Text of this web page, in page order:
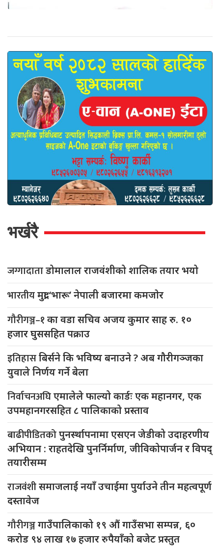
भर्खरै
जग्गादाताडोमालाल राजवंशीको शालिक तयार भयो
भारतीयमुद्रा ‘भारू’ नेपाली बजारमा कमजाेर
गौरीगञ्ज–१का वडा सचिव अजय कुमार साह रु. १०
हजार घुससहित पक्राउ
इतिहासबिर्सने कि भविष्य बनाउने ? अब गौरीगञ्जका
युवाले निर्णय गर्ने बेला
निर्वाचनअघिएमालेले फाल्यो कार्डः एक महानगर, एक
उपमहानगरसहित ८ पालिकाको प्रस्ताव
बाढीपीडितकोपुनर्स्थापनामा एसएन जेडीको उदाहरणीय
अभियान : राहतदेखि पुनर्निर्माण, जीविकोपार्जन र विपद्
तयारीसम्म
राजवंशीसमाजलाई नयाँ उचाईमा पुर्याउने तीन महत्वपूर्ण
दस्तावेज
गौरीगञ्जगाउँपालिकाको १९ औं गाउँसभा सम्पन्न, ६०
करोड ९४ लाख १७ हजार रुपैयाँको बजेट प्रस्तुत